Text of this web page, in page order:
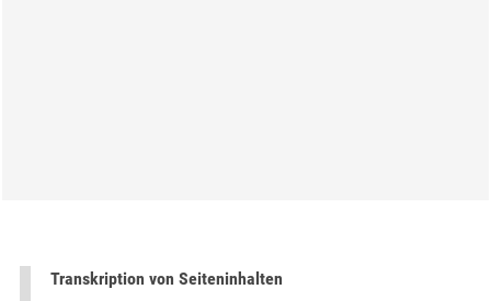
Transkription von Seiteninhalten